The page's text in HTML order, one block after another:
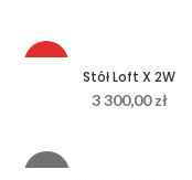
Stół Loft X 2W
3 300,00zł